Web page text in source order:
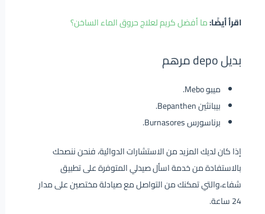
اقرأ أيضًا:ما أفضل كريم لعلاج حروق الماء الساخن؟
بديل depo مرهم
ميبو Mebo.
بيبانثين Bepanthen.
برناسورس Burnasores.
إذا كان لديك المزيد من الاستشارات الدوائية، فنحن ننصحك
بالاستفادة من خدمة اسأل صيدلي المتوفرة على تطبيق
شفاء،والتي تمكنك من التواصل مع صيادلة مختصين على مدار
24 ساعة.